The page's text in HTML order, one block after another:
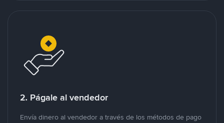
2. Págale al vendedor
Envía dinero al vendedor a través de los métodos de pago